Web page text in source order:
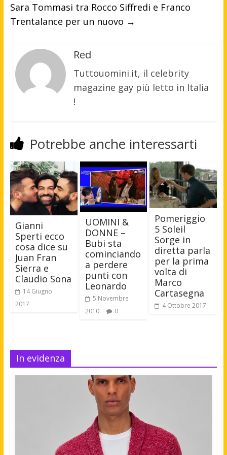
Sara Tommasi tra Rocco Siffredi e Franco
Trentalance per un nuovo →
Red
Tuttouomini.it, il celebrity
magazine gay più letto in Italia
!
Potrebbe anche interessarti
Gianni
Sperti ecco
cosa dice su
Juan Fran
Sierra e
Claudio Sona
14 Giugno
2017
UOMINI &
DONNE –
Bubi sta
cominciando
a perdere
punti con
Leonardo
5 Novembre
2010
0
Pomeriggio
5 Soleil
Sorge in
diretta parla
per la prima
volta di
Marco
Cartasegna
4 Ottobre 2017
In evidenza